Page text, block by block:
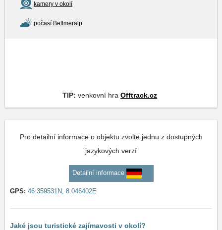
kamery v okolí
počasí Bettmeralp
TIP: venkovní hra Offtrack.cz
Pro detailní informace o objektu zvolte jednu z dostupných
jazykových verzí
Detailní informace
GPS: 46.359531N, 8.046402E
Jaké jsou turistické zajímavosti v okolí?